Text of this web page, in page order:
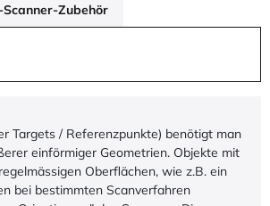
Scanner-Zubehör
Targets / Referenzpunkte) benötigt man
einförmiger Geometrien. Objekte mit
Oberflächen, wie z.B. ein
bei bestimmten Scanverfahren